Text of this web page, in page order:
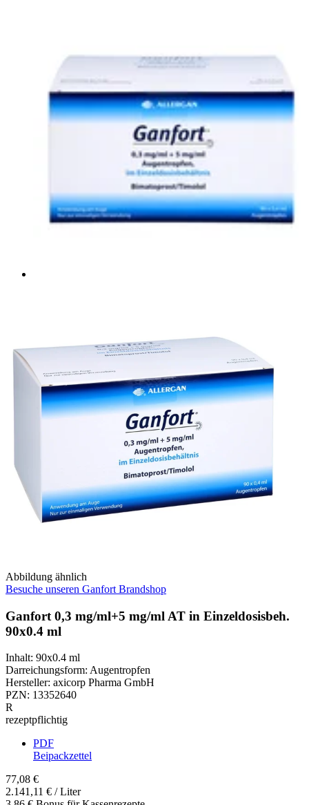
Abbildung ähnlich
Besuche unseren Ganfort Brandshop
Ganfort 0,3 mg/ml+5 mg/ml AT in Einzeldosisbeh.
90x0.4 ml
Inhalt: 90x0.4 ml
Darreichungsform: Augentropfen
Hersteller: axicorp Pharma GmbH
PZN: 13352640
R
rezeptpflichtig
PDF
Beipackzettel
77,08 €
2.141,11 € / Liter